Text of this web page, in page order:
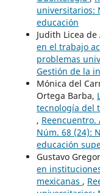
universitarios:
educación
Judith Licea de
en el trabajo
problemas
Gestión de la
Mónica del
Ortega Barba,
tecnología del
,
Núm. 68 (24):
educación
Gustavo
en
mexicanas ,